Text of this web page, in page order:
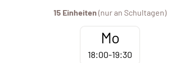
15 Einheiten (nur an Schultagen)
Mo
18:00-19:30